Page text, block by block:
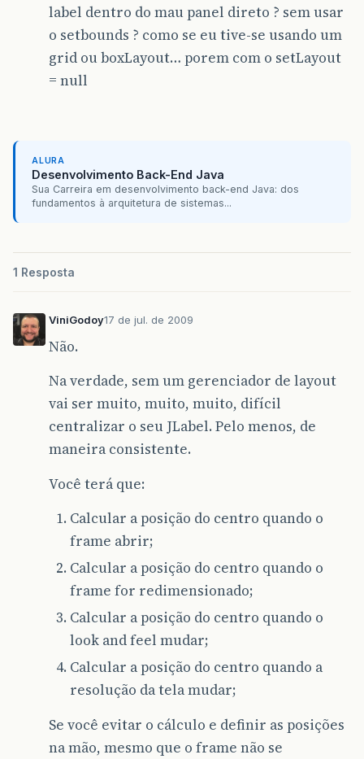
label dentro do mau panel direto ? sem usar
o setbounds ? como se eu tive-se usando um
grid ou boxLayout… porem com o setLayout
= null
ALURA
Desenvolvimento Back-End Java
Sua Carreira em desenvolvimento back-end Java: dos
fundamentos à arquitetura de sistemas...
1 Resposta
ViniGodoy17 de jul. de 2009
Não.
Na verdade, sem um gerenciador de layout
vai ser muito, muito, muito, difícil
centralizar o seu JLabel. Pelo menos, de
maneira consistente.
Você terá que:
Calcular a posição do centro quando o
frame abrir;
Calcular a posição do centro quando o
frame for redimensionado;
Calcular a posição do centro quando o
look and feel mudar;
Calcular a posição do centro quando a
resolução da tela mudar;
Se você evitar o cálculo e definir as posições
na mão, mesmo que o frame não se